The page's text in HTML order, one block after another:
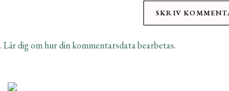
Lär dig om hur din kommentarsdata bearbetas.